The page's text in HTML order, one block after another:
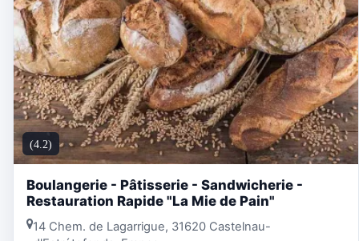
(4.2)
Boulangerie - Pâtisserie - Sandwicherie -
Restauration Rapide "La Mie de Pain"
14 Chem. de Lagarrigue, 31620 Castelnau-